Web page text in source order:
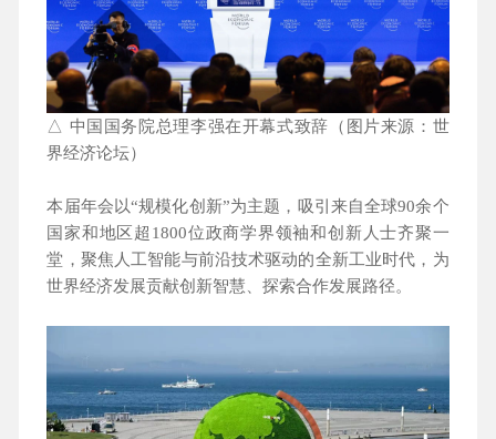
△ 中国国务院总理李强在开幕式致辞（图片来源：世
界经济论坛）
本届年会以“规模化创新”为主题，吸引来自全球90余个
国家和地区超1800位政商学界领袖和创新人士齐聚一
堂，聚焦人工智能与前沿技术驱动的全新工业时代，为
世界经济发展贡献创新智慧、探索合作发展路径。